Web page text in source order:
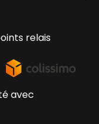
relais
avec